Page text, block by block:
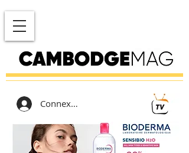
Connexion